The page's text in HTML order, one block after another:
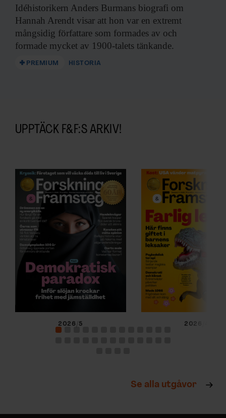
Idéhistorikern Anders Burmans biografi om
Hannah Arendt visar att hon var en extremt
mångsidig författare som formades av och
formade mycket av 1900-talets tänkande.
PREMIUM HISTORIA
UPPTÄCK F&F:S ARKIV!
2026/5 2026/4
Se alla utgåvor